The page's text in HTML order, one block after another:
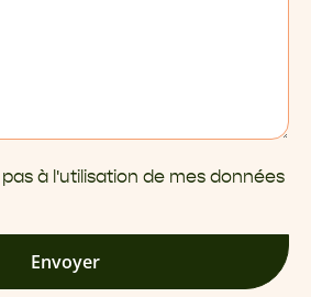
à l'utilisation de mes données
Envoyer